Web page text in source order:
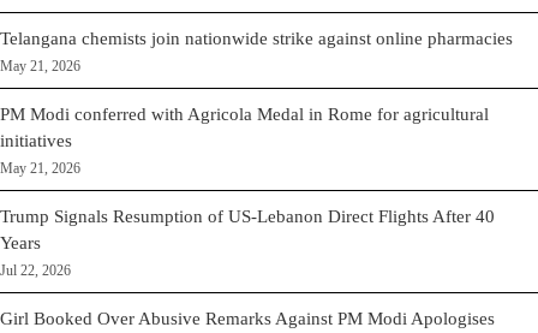
Telangana chemists join nationwide strike against online pharmacies
May 21, 2026
PM Modi conferred with Agricola Medal in Rome for agricultural
initiatives
May 21, 2026
Trump Signals Resumption of US-Lebanon Direct Flights After 40
Years
Jul 22, 2026
Girl Booked Over Abusive Remarks Against PM Modi Apologises